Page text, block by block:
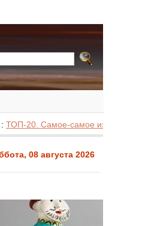
ТОП-20. Самое-самое из фондов музея
08 августа 2026